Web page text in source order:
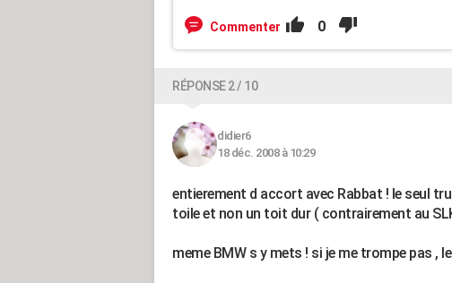
Commenter 0
RÉPONSE 2 / 10
didier6
18 déc. 2008 à 10:29
entierement d accort avec Rabbat ! le seul
toile et non un toit dur ( contrairement au
meme BMW s y mets ! si je me trompe pas ,